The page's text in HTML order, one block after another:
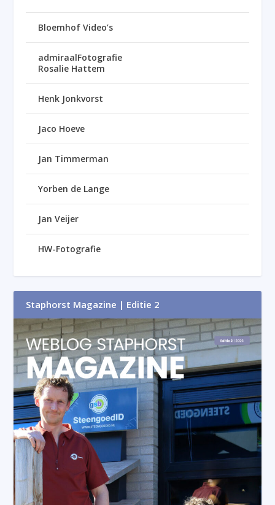
Bloemhof Video’s
admiraalFotografie
Rosalie Hattem
Henk Jonkvorst
Jaco Hoeve
Jan Timmerman
Yorben de Lange
Jan Veijer
HW-Fotografie
Staphorst Magazine | Editie 2